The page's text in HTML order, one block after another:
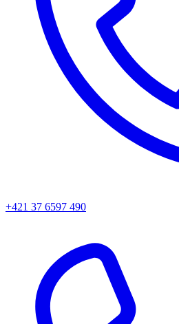
+421 37 6597 490